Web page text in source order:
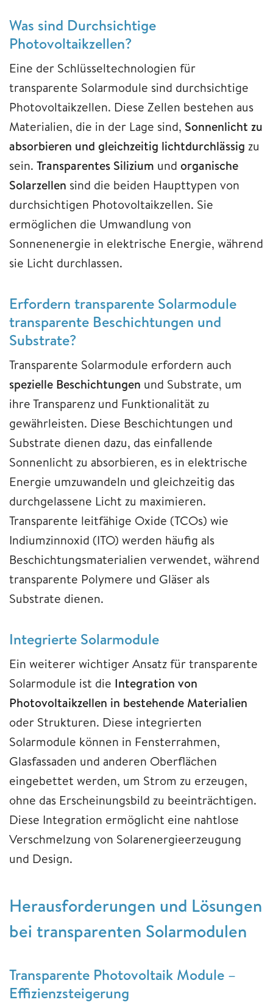
Was sind Durchsichtige
Photovoltaikzellen?
Eine der Schlüsseltechnologien für
transparente Solarmodule sind durchsichtige
Photovoltaikzellen. Diese Zellen bestehen aus
Materialien, die in der Lage sind, Sonnenlicht zu
absorbieren und gleichzeitig lichtdurchlässig zu
sein. Transparentes Silizium und organische
Solarzellen sind die beiden Haupttypen von
durchsichtigen Photovoltaikzellen. Sie
ermöglichen die Umwandlung von
Sonnenenergie in elektrische Energie, während
sie Licht durchlassen.
Erfordern transparente Solarmodule
transparente Beschichtungen und
Substrate?
Transparente Solarmodule erfordern auch
spezielle Beschichtungen und Substrate, um
ihre Transparenz und Funktionalität zu
gewährleisten. Diese Beschichtungen und
Substrate dienen dazu, das einfallende
Sonnenlicht zu absorbieren, es in elektrische
Energie umzuwandeln und gleichzeitig das
durchgelassene Licht zu maximieren.
Transparente leitfähige Oxide (TCOs) wie
Indiumzinnoxid (ITO) werden häufig als
Beschichtungsmaterialien verwendet, während
transparente Polymere und Gläser als
Substrate dienen.
Integrierte Solarmodule
Ein weiterer wichtiger Ansatz für transparente
Solarmodule ist die Integration von
Photovoltaikzellen in bestehende Materialien
oder Strukturen. Diese integrierten
Solarmodule können in Fensterrahmen,
Glasfassaden und anderen Oberflächen
eingebettet werden, um Strom zu erzeugen,
ohne das Erscheinungsbild zu beeinträchtigen.
Diese Integration ermöglicht eine nahtlose
Verschmelzung von Solarenergieerzeugung
und Design.
Herausforderungen und Lösungen
bei transparenten Solarmodulen
Transparente Photovoltaik Module –
Effizienzsteigerung